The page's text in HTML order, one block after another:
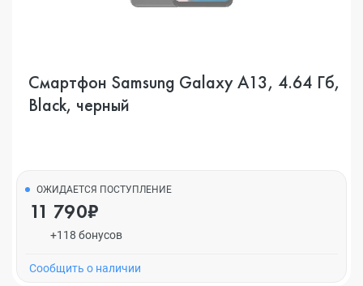
Смартфон Samsung Galaxy A13, 4.64 Гб,
Black, черный
ОЖИДАЕТСЯ ПОСТУПЛЕНИЕ
11 790₽
+118 бонусов
Cообщить о наличии